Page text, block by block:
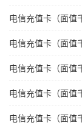
电信充值卡（面值
电信充值卡（面值
电信充值卡（面值
电信充值卡（面值
电信充值卡（面值